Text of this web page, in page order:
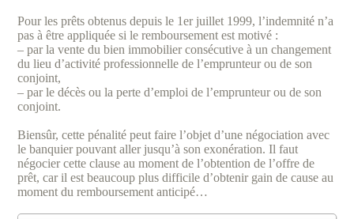
Pour les prêts obtenus depuis le 1er juillet 1999, l’indemnité n’a
pas à être appliquée si le remboursement est motivé :
– par la vente du bien immobilier consécutive à un changement
du lieu d’activité professionnelle de l’emprunteur ou de son
conjoint,
– par le décès ou la perte d’emploi de l’emprunteur ou de son
conjoint.
Biensûr, cette pénalité peut faire l’objet d’une négociation avec
le banquier pouvant aller jusqu’à son exonération. Il faut
négocier cette clause au moment de l’obtention de l’offre de
prêt, car il est beaucoup plus difficile d’obtenir gain de cause au
moment du remboursement anticipé…